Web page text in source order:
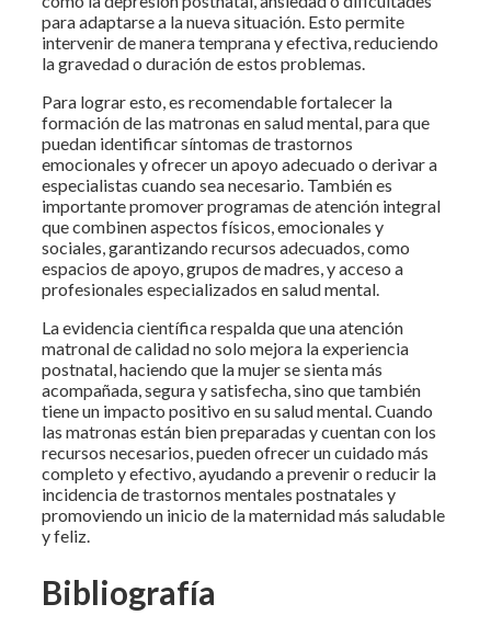
para adaptarse a la nueva situación. Esto permite
intervenir de manera temprana y efectiva, reduciendo
la gravedad o duración de estos problemas.
Para lograr esto, es recomendable fortalecer la
formación de las matronas en salud mental, para que
puedan identificar síntomas de trastornos
emocionales y ofrecer un apoyo adecuado o derivar a
especialistas cuando sea necesario. También es
importante promover programas de atención integral
que combinen aspectos físicos, emocionales y
sociales, garantizando recursos adecuados, como
espacios de apoyo, grupos de madres, y acceso a
profesionales especializados en salud mental.
La evidencia científica respalda que una atención
matronal de calidad no solo mejora la experiencia
postnatal, haciendo que la mujer se sienta más
acompañada, segura y satisfecha, sino que también
tiene un impacto positivo en su salud mental. Cuando
las matronas están bien preparadas y cuentan con los
recursos necesarios, pueden ofrecer un cuidado más
completo y efectivo, ayudando a prevenir o reducir la
incidencia de trastornos mentales postnatales y
promoviendo un inicio de la maternidad más saludable
y feliz.
Bibliografía